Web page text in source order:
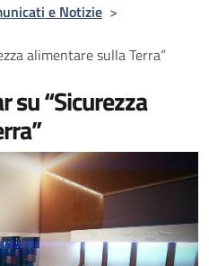
e Notizie >
alimentare sulla Terra”
su “Sicurezza